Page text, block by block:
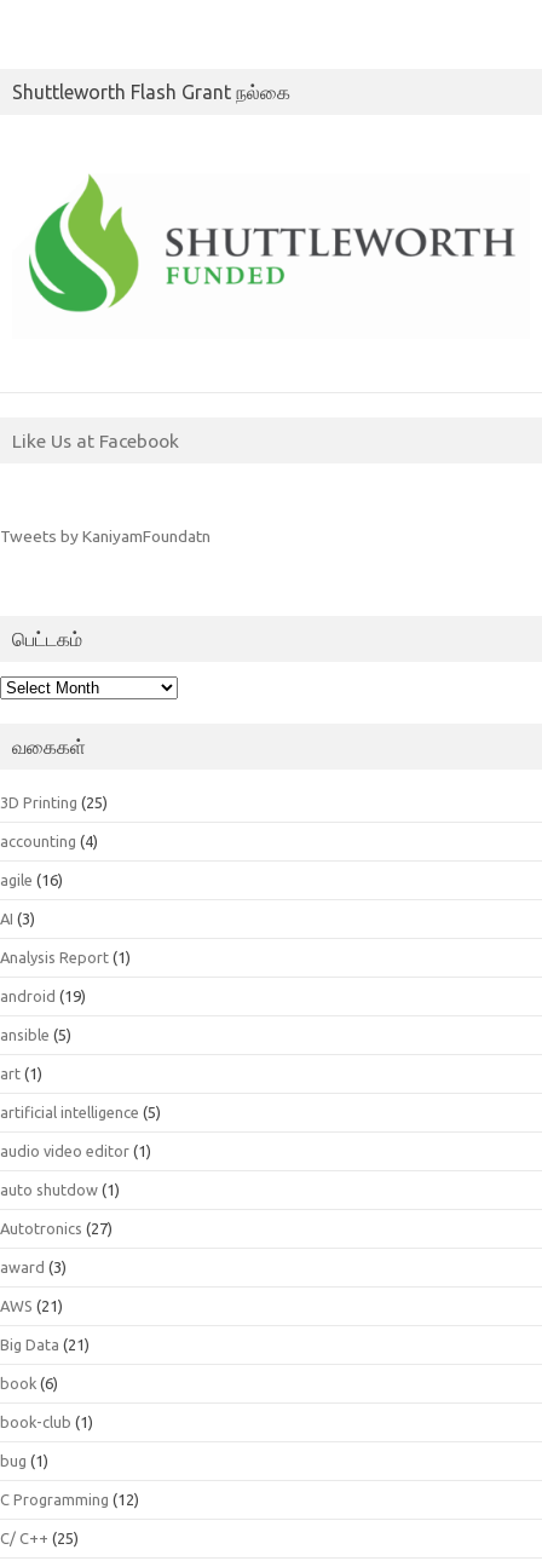
Shuttleworth Flash Grant நல்கை
Like Us at Facebook
Tweets by KaniyamFoundatn
பெட்டகம்
பெட்டகம்
வகைகள்
3D Printing (25)
accounting (4)
agile (16)
AI (3)
Analysis Report (1)
android (19)
ansible (5)
art (1)
artificial intelligence (5)
audio video editor (1)
auto shutdow (1)
Autotronics (27)
award (3)
AWS (21)
Big Data (21)
book (6)
book-club (1)
bug (1)
C Programming (12)
C/ C++ (25)